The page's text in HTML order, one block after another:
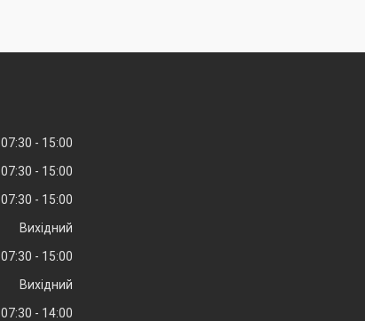
07:30
15:00
07:30
15:00
07:30
15:00
Вихідний
07:30
15:00
Вихідний
07:30 14:00